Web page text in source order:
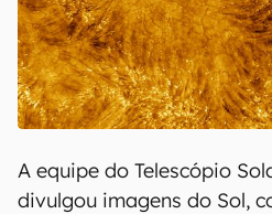
A equipe do Telescópio
divulgou imagens do Sol,